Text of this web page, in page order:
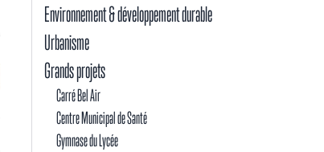
Environnement & développement durable
Urbanisme
Grands projets
Carré Bel Air
Centre Municipal de Santé
Gymnase du Lycée